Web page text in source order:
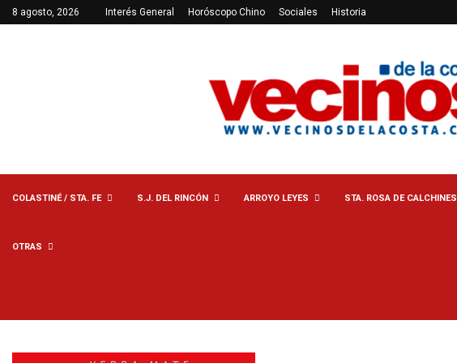
8 agosto, 2026 Interés General Horóscopo Chino Sociales Historia
COLASTINÉ / STA. FE S.J. DEL RINCÓN ARROYO LEYES STA. ROSA DE CALCHINES
OTRAS